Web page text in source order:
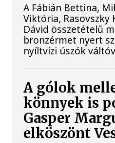
A Fábián Bettina,
Viktória,
Dávid összetételű
bronzérmet nyert
nyíltvízi úszók
A gólok
könnyek is
Gasper
elköszönt